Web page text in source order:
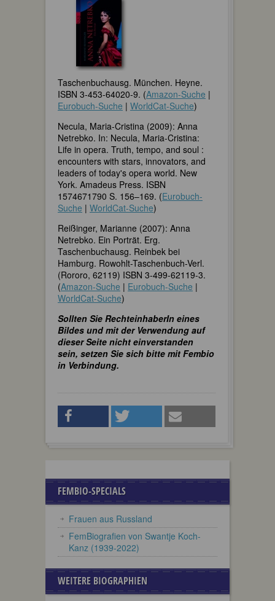
Taschenbuchausg. München. Heyne.
ISBN 3-453-64020-9. (Amazon-Suche |
Eurobuch-Suche | WorldCat-Suche)
Necula, Maria-Cristina (2009): Anna
Netrebko. In: Necula, Maria-Cristina:
Life in opera. Truth, tempo, and soul :
encounters with stars, innovators, and
leaders of today's opera world. New
York. Amadeus Press. ISBN
1574671790 S. 156–169. (Eurobuch-
Suche | WorldCat-Suche)
Reißinger, Marianne (2007): Anna
Netrebko. Ein Porträt. Erg.
Taschenbuchausg. Reinbek bei
Hamburg. Rowohlt-Taschenbuch-Verl.
(Rororo, 62119) ISBN 3-499-62119-3.
(Amazon-Suche | Eurobuch-Suche |
WorldCat-Suche)
Sollten Sie RechteinhaberIn eines
Bildes und mit der Verwendung auf
dieser Seite nicht einverstanden
sein, setzen Sie sich bitte mit Fembio
in Verbindung.
FEMBIO-SPECIALS
Frauen aus Russland
FemBiografien von Swantje Koch-
Kanz (1939-2022)
WEITERE BIOGRAPHIEN